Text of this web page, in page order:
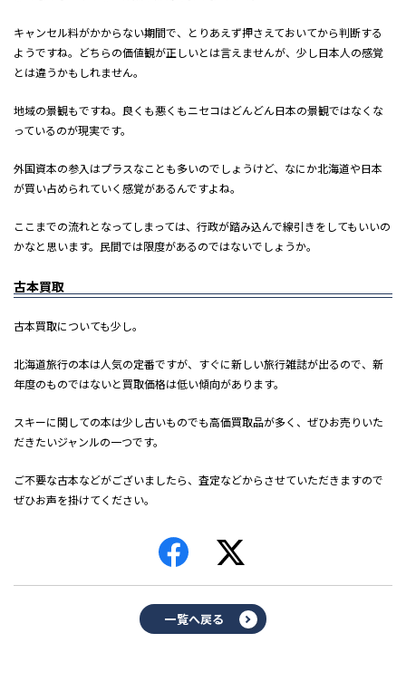
キャンセル料がかからない期間で、とりあえず押さえておいてから判断する
ようですね。どちらの価値観が正しいとは言えませんが、少し日本人の感覚
とは違うかもしれません。
地域の景観もですね。良くも悪くもニセコはどんどん日本の景観ではなくな
っているのが現実です。
外国資本の参入はプラスなことも多いのでしょうけど、なにか北海道や日本
が買い占められていく感覚があるんですよね。
ここまでの流れとなってしまっては、行政が踏み込んで線引きをしてもいいの
かなと思います。民間では限度があるのではないでしょうか。
古本買取
古本買取についても少し。
北海道旅行の本は人気の定番ですが、すぐに新しい旅行雑誌が出るので、新
年度のものではないと買取価格は低い傾向があります。
スキーに関しての本は少し古いものでも高価買取品が多く、ぜひお売りいた
だきたいジャンルの一つです。
ご不要な古本などがございましたら、査定などからさせていただきますので
ぜひお声を掛けてください。
一覧へ戻る